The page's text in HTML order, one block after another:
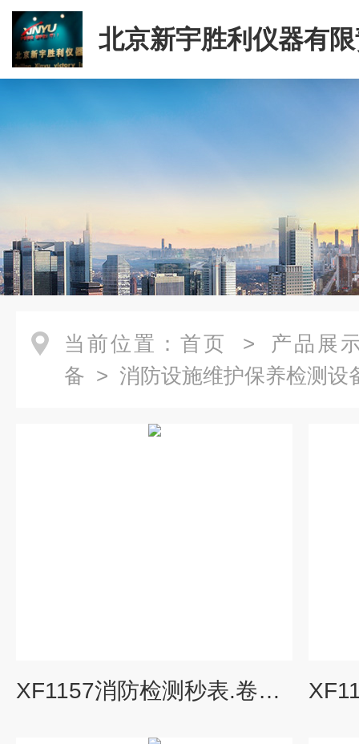
北京新宇胜利仪器有
司
当前位置： 首页 > 产品展
备 > 消防设施维护保养检测设
XF1157消防检测秒表.卷尺.游标卡尺.钢直尺.直角尺